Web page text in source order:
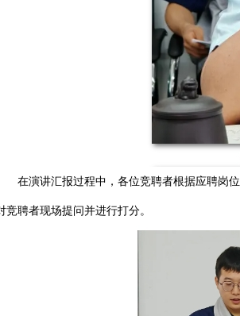
在演讲汇报过程中，各位竞聘者根据应聘岗
竞聘者现场提问并进行打分。